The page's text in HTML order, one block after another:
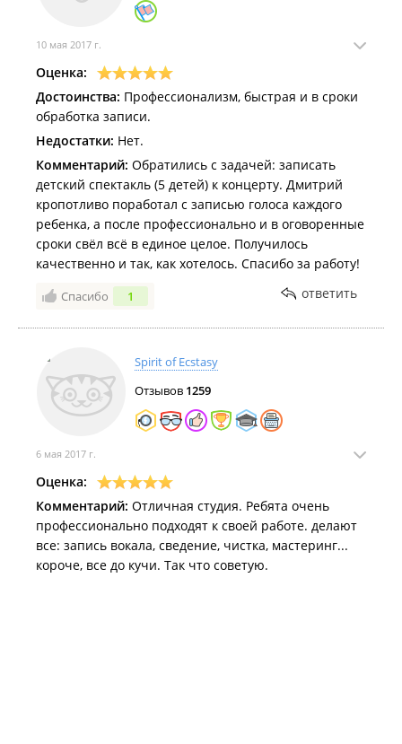
10 мая 2017 г.
Оценка:
Достоинства: Профессионализм, быстрая и в сроки
обработка записи.
Недостатки: Нет.
Комментарий: Обратились с задачей: записать
детский спектакль (5 детей) к концерту. Дмитрий
кропотливо поработал с записью голоса каждого
ребенка, а после профессионально и в оговоренные
сроки свёл всё в единое целое. Получилось
качественно и так, как хотелось. Спасибо за работу!
Спасибо 1 ответить
Spirit of Ecstasy
Отзывов 1259
6 мая 2017 г.
Оценка:
Комментарий: Отличная студия. Ребята очень
профессионально подходят к своей работе. делают
все: запись вокала, сведение, чистка, мастеринг...
короче, все до кучи. Так что советую.